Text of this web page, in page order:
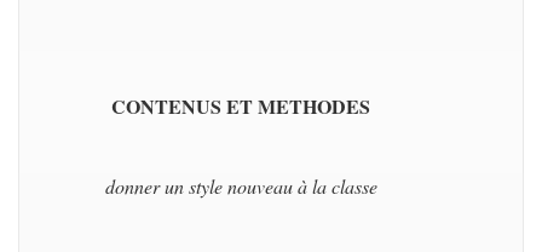
CONTENUS ET METHODES
donner un style nouveau à la classe